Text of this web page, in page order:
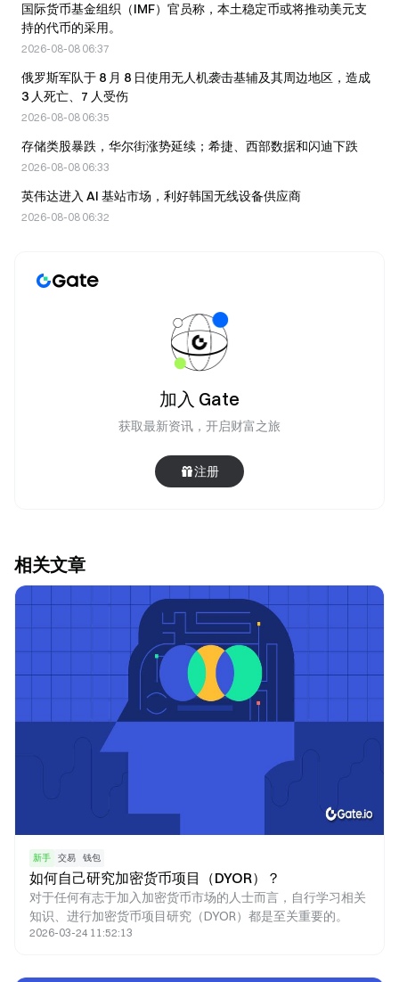
国际货币基金组织（IMF）官员称，本土稳定币或将推动美元支
持的代币的采用。
2026-08-08 06:37
俄罗斯军队于 8 月 8 日使用无人机袭击基辅及其周边地区，造成
3 人死亡、7 人受伤
2026-08-08 06:35
存储类股暴跌，华尔街涨势延续；希捷、西部数据和闪迪下跌
2026-08-08 06:33
英伟达进入 AI 基站市场，利好韩国无线设备供应商
2026-08-08 06:32
加入 Gate
获取最新资讯，开启财富之旅
注册
相关文章
新手 交易 钱包
如何自己研究加密货币项目（DYOR）？
对于任何有志于加入加密货币市场的人士而言，自行学习相关
知识、进行加密货币项目研究（DYOR）都是至关重要的。
2026-03-24 11:52:13